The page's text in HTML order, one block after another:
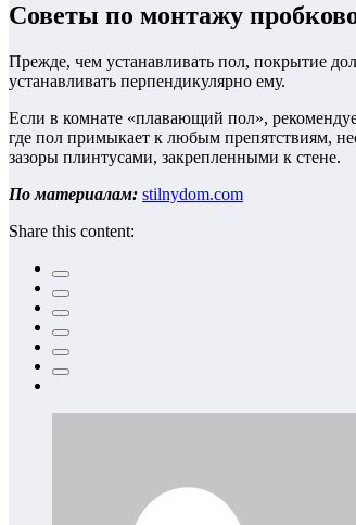
Советы по монтажу
Прежде, чем устанавливать пол, покрытие
устанавливать перпендикулярно ему.
Если в комнате «плавающий пол»,
где пол примыкает к любым препятствиям,
зазоры плинтусами, закрепленными к стене.
По материалам: stilnydom.com
Share this content: